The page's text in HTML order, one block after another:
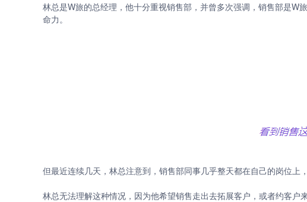
林总是W旅的总经理，他十分重视销售部，并曾多次强调，销售部是
命力。
但最近连续几天，林总注意到，销售部同事几乎整天都在自己的岗位上
林总无法理解这种情况，因为他希望销售走出去拓展客户，或者约客户